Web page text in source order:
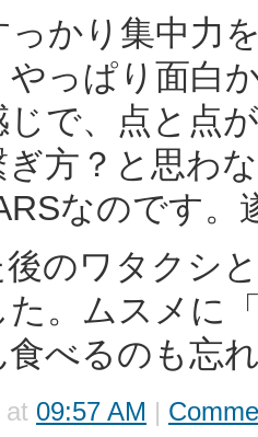
っかり集中力
やっぱり面
で、点と点
ぎ方？と思わ
なのです
のワタクシ
た。ムスメに
べるのも忘
at 09:57 AM |